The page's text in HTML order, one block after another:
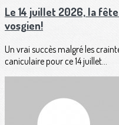
Le 14 juillet 2026, la
vosgien!
Un vrai succès malgré les
caniculaire pour ce 14 juillet...